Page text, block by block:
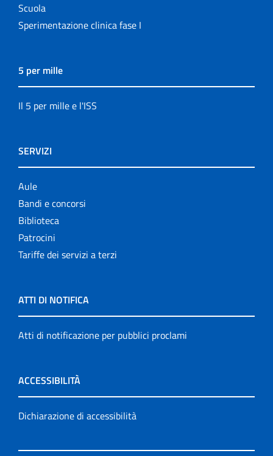
Scuola
Sperimentazione clinica fase I
5 per mille
Il 5 per mille e l'ISS
SERVIZI
Aule
Bandi e concorsi
Biblioteca
Patrocini
Tariffe dei servizi a terzi
ATTI DI NOTIFICA
Atti di notificazione per pubblici proclami
ACCESSIBILITÀ
Dichiarazione di accessibilità